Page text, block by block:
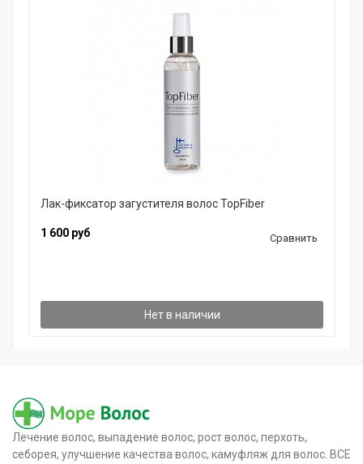
Лак-фиксатор загустителя волос TopFiber
1 600 руб Сравнить
Нет в наличии
Лечение волос, выпадение волос, рост волос, перхоть,
себорея, улучшение качества волос, камуфляж для волос. ВСЕ